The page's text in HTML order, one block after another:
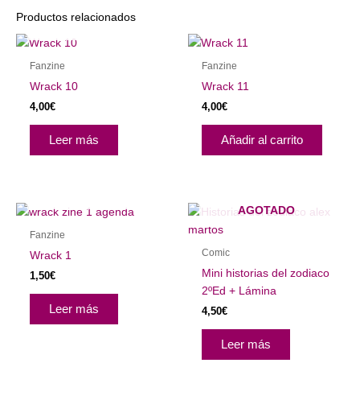
Productos relacionados
AGOTADO
Fanzine
Wrack 10
4,00€
Leer más
Fanzine
Wrack 11
4,00€
Añadir al carrito
Fanzine
Wrack 1
1,50€
Leer más
AGOTADO
Comic
Mini historias del zodiaco
2ºEd + Lámina
4,50€
Leer más